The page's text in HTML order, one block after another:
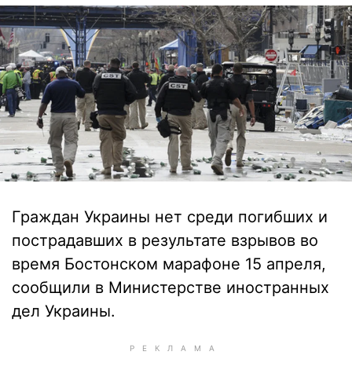
Граждан Украины нет среди погибших и
пострадавших в результате взрывов во
время Бостонском марафоне 15 апреля,
сообщили в Министерстве иностранных
дел Украины.